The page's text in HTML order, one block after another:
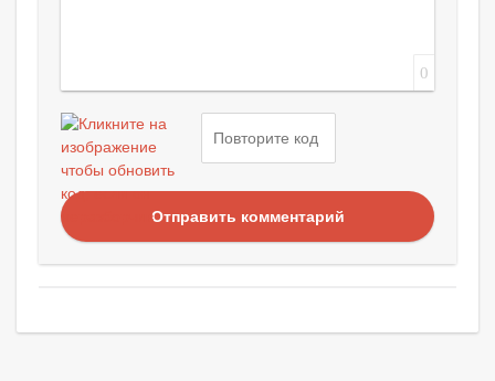
0
Отправить комментарий